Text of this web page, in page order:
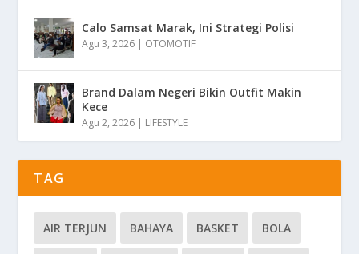
Calo Samsat Marak, Ini Strategi Polisi
Agu 3, 2026 | OTOMOTIF
Brand Dalam Negeri Bikin Outfit Makin
Kece
Agu 2, 2026 | LIFESTYLE
TAG
AIR TERJUN BAHAYA BASKET BOLA